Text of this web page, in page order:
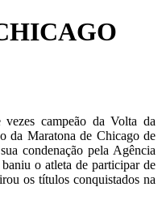
campeão da Volta da
da Maratona de Chicago de
condenação pela Agência
o atleta de participar de
os títulos conquistados na